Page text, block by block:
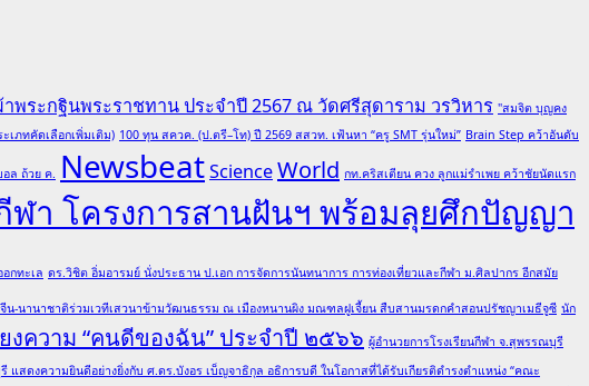
พระกฐินพระราชทาน ประจำปี 2567 ณ วัดศรีสุดาราม วรวิหาร "สมจิต บุญคง
เภทคัดเลือกเพิ่มเติม) 100 ทุน สควค. (ป.ตรี–โท) ปี 2569 สสวท. เฟ้นหา “ครู SMT รุ่นใหม่” Brain Step คว้าอันดับ
ล ถ้วย ค. NewsbeatScienceWorld กท.คริสเตียน ควง ลูกแม่รำเพย คว้าชัยนัดแรก
า โครงการสานฝันฯ พร้อมลุยศึกปัญญา
กทะเล ดร.วิชิต อิ่มอารมย์ นั่งประธาน ป.เอก การจัดการนันทนาการ การท่องเที่ยวและกีฬา ม.ศิลปากร อีกสมัย
น-นานาชาติร่วมเวทีเสวนาข้ามวัฒนธรรม ณ เมืองหนานผิง มณฑลฝูเจี้ยน สืบสานมรดกคำสอนปรัชญาเมธีจูซี นัก
งความ “คนดีของฉัน” ประจำปี ๒๕๖๖ ผู้อำนวยการโรงเรียนกีฬา จ.สุพรรณบุรี
แสดงความยินดีอย่างยิ่งกับ ศ.ดร.บังอร เบ็ญจาธิกุล อธิการบดี ในโอกาสที่ได้รับเกียรติดำรงตำแหน่ง “คณะ